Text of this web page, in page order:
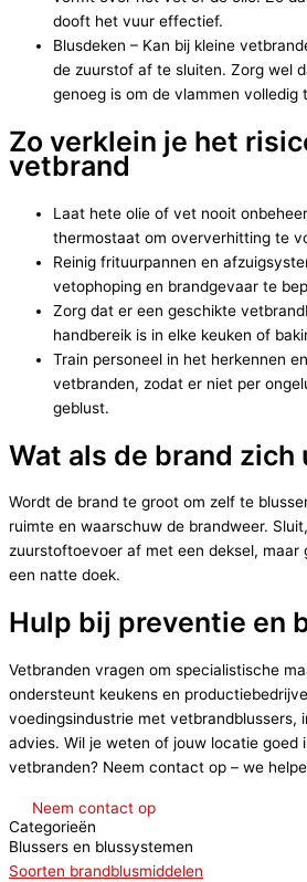
dooft het vuur effectief.
Blusdeken – Kan bij kleine
de zuurstof af te sluiten. Zorg wel
genoeg is om de vlammen volledig
Zo verklein je het
vetbrand
Laat hete olie of vet nooit
thermostaat om oververhitting te
Reinig frituurpannen en
vetophoping en brandgevaar te
Zorg dat er een geschikte
handbereik is in elke keuken of
Train personeel in het herkennen
vetbranden, zodat er niet per
geblust.
Wat als de brand
Wordt de brand te groot om zelf te
ruimte en waarschuw de brandweer.
zuurstoftoevoer af met een deksel, maar
een natte doek.
Hulp bij preventie en
Vetbranden vragen om specialistische
ondersteunt keukens en
voedingsindustrie met vetbrandblussers,
advies. Wil je weten of jouw locatie goed
vetbranden? Neem contact op – we
Neem contact op
Categorieën
Blussers en blussystemen
Soorten brandblusmiddelen